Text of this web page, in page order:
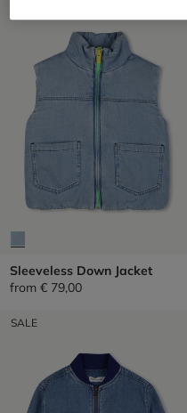
Sleeveless Down Jacket
from € 79,00
SALE